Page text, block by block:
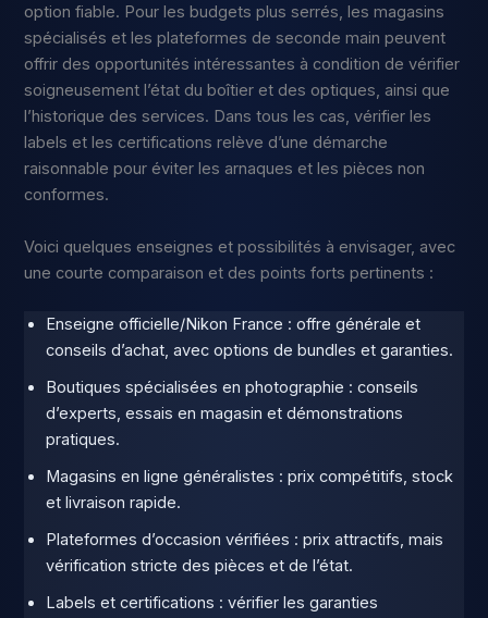
option fiable. Pour les budgets plus serrés, les magasins
spécialisés et les plateformes de seconde main peuvent
offrir des opportunités intéressantes à condition de vérifier
soigneusement l’état du boîtier et des optiques, ainsi que
l’historique des services. Dans tous les cas, vérifier les
labels et les certifications relève d’une démarche
raisonnable pour éviter les arnaques et les pièces non
conformes.
Voici quelques enseignes et possibilités à envisager, avec
une courte comparaison et des points forts pertinents :
Enseigne officielle/Nikon France : offre générale et
conseils d’achat, avec options de bundles et garanties.
Boutiques spécialisées en photographie : conseils
d’experts, essais en magasin et démonstrations
pratiques.
Magasins en ligne généralistes : prix compétitifs, stock
et livraison rapide.
Plateformes d’occasion vérifiées : prix attractifs, mais
vérification stricte des pièces et de l’état.
Labels et certifications : vérifier les garanties